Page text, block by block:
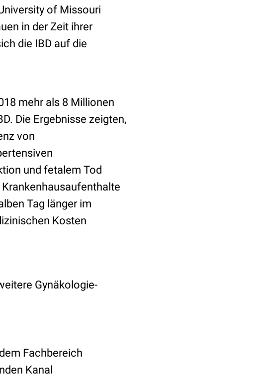
of Missouri
in der Zeit ihrer
die IBD auf die
mehr als 8 Millionen
Die Ergebnisse zeigten,
von
und fetalem Tod
Tag länger im
Kosten
Gynäkologie-
Fachbereich
Kanal